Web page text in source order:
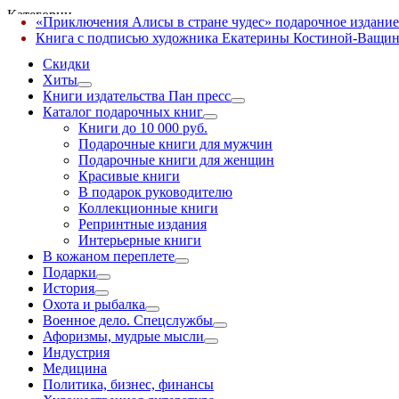
Категории
Скидки
Хиты
Книги издательства Пан пресс
Каталог подарочных книг
Книги до 10 000 руб.
Подарочные книги для мужчин
Подарочные книги для женщин
Красивые книги
В подарок руководителю
Коллекционные книги
Репринтные издания
Интерьерные книги
В кожаном переплете
Подарки
История
Охота и рыбалка
Военное дело. Спецслужбы
Афоризмы, мудрые мысли
Индустрия
Медицина
Политика, бизнес, финансы
«Приключения Алисы в стране чудес» подарочное издание
Книга с подписью художника Екатерины Костиной-